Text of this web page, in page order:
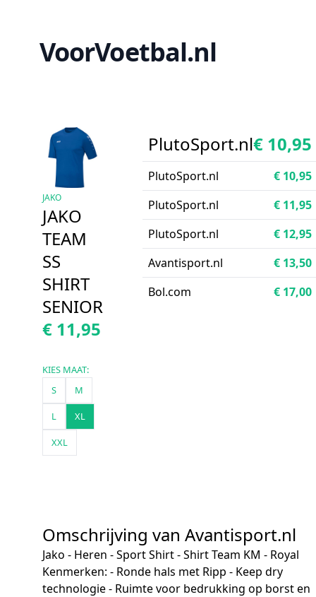
VoorVoetbal.nl
JAKO
JAKO
TEAM
SS
SHIRT
SENIOR
€ 11,95
KIES MAAT:
S
M
L XL
XXL
PlutoSport.nl€ 10,95
PlutoSport.nl
€ 10,95
PlutoSport.nl
€ 11,95
PlutoSport.nl
€ 12,95
Avantisport.nl
€ 13,50
Bol.com
€ 17,00
Omschrijving van Avantisport.nl
Jako - Heren - Sport Shirt - Shirt Team KM - Royal
Kenmerken: - Ronde hals met Ripp - Keep dry
technologie - Ruimte voor bedrukking op borst en